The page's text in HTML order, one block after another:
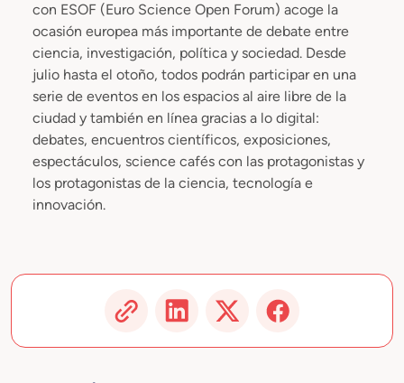
con ESOF (Euro Science Open Forum) acoge la
ocasión europea más importante de debate entre
ciencia, investigación, política y sociedad. Desde
julio hasta el otoño, todos podrán participar en una
serie de eventos en los espacios al aire libre de la
ciudad y también en línea gracias a lo digital:
debates, encuentros científicos, exposiciones,
espectáculos, science cafés con las protagonistas y
los protagonistas de la ciencia, tecnología e
innovación.